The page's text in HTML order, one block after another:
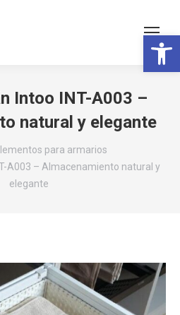
Abrir
Intoo INT-A003 –
natural y elegante
para armarios
A003 – Almacenamiento natural y
elegante